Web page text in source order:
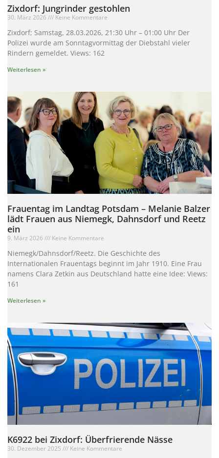
Zixdorf: Jungrinder gestohlen
30. März 2026 Keine Kommentare
Zixdorf; Samstag, 28.03.2026, 21:30 Uhr – 01:00 Uhr Der
Polizei wurde am Sonntagvormittag der Diebstahl vieler
Rindern gemeldet. Views: 162
Weiterlesen »
Frauentag im Landtag Potsdam – Melanie Balzer
lädt Frauen aus Niemegk, Dahnsdorf und Reetz
ein
9. März 2026 Keine Kommentare
Niemegk/Dahnsdorf/Reetz. Die Geschichte des
Internationalen Frauentags beginnt im Jahr 1910. Eine Frau
namens Clara Zetkin aus Deutschland hatte eine Idee: Views:
161
Weiterlesen »
K6922 bei Zixdorf: Überfrierende Nässe
30. Dezember 2025 Keine Kommentare